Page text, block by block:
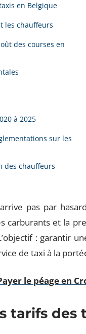
en Belgique
les chauffeurs
des courses en
à 2025
sur les
des chauffeurs
pas par
carburants et la
: garantir
de taxi à la
le péage en
tarifs des